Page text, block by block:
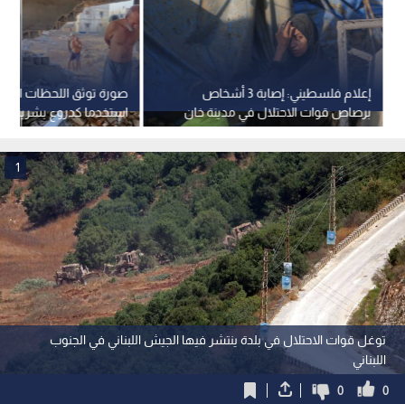
صورة توثق اللحظات
استخدما كدروع بشرية
بغزة
إعلام فلسطيني: إصابة 3 أشخاص
برصاص قوات الاحتلال في مدينة خان
يونس جنوب قطاع غزة
توغل قوات الاحتلال في بلدة ينتشر فيها الجيش اللبناني في الجنوب
اللبناني
1
0
0